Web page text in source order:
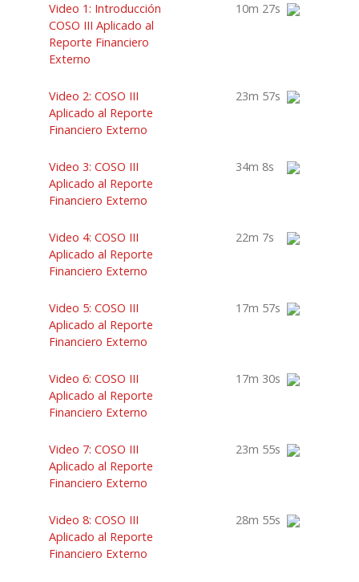
Video 1: Introducción
COSO III Aplicado al
Reporte Financiero
Externo
10m 27s
Video 2: COSO III
Aplicado al Reporte
Financiero Externo
23m 57s
Video 3: COSO III
Aplicado al Reporte
Financiero Externo
34m 8s
Video 4: COSO III
Aplicado al Reporte
Financiero Externo
22m 7s
Video 5: COSO III
Aplicado al Reporte
Financiero Externo
17m 57s
Video 6: COSO III
Aplicado al Reporte
Financiero Externo
17m 30s
Video 7: COSO III
Aplicado al Reporte
Financiero Externo
23m 55s
Video 8: COSO III
Aplicado al Reporte
Financiero Externo
28m 55s